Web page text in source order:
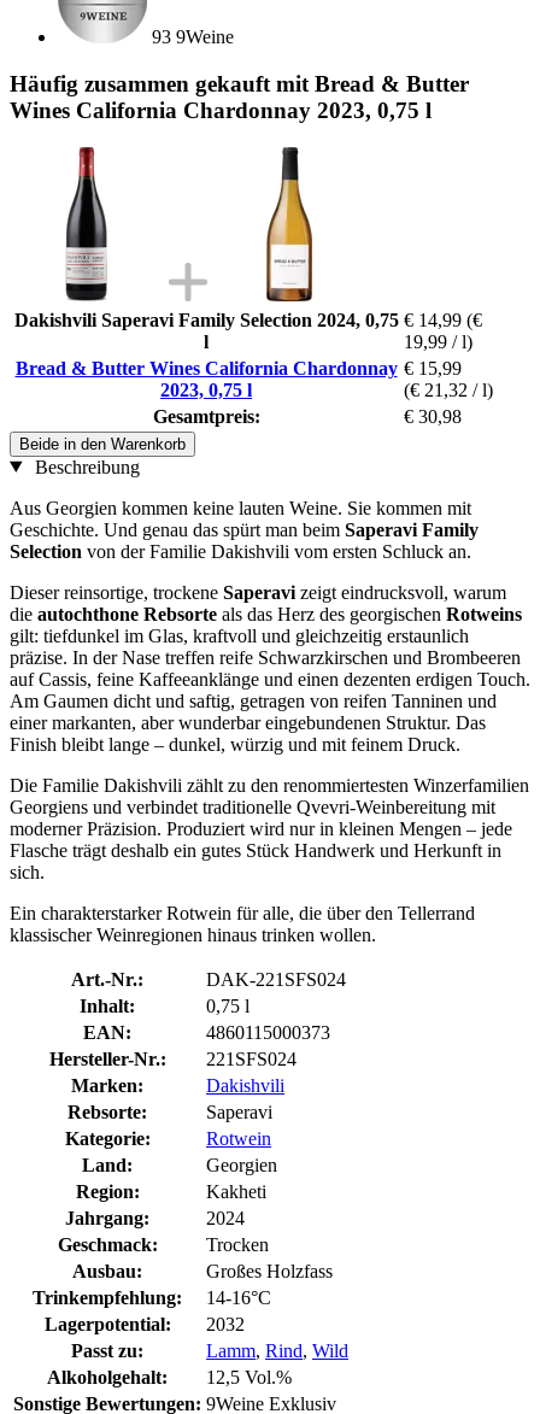
93 9Weine
Häufig zusammen gekauft mit Bread & Butter
Wines California Chardonnay 2023, 0,75 l
Dakishvili Saperavi Family Selection 2024, 0,75
l
€ 14,99 (€
19,99 / l)
Bread & Butter Wines California Chardonnay
2023, 0,75 l
€ 15,99
(€ 21,32 / l)
Gesamtpreis:
€ 30,98
Beide in den Warenkorb
Beschreibung
Aus Georgien kommen keine lauten Weine. Sie kommen mit
Geschichte. Und genau das spürt man beim Saperavi Family
Selection von der Familie Dakishvili vom ersten Schluck an.
Dieser reinsortige, trockene Saperavi zeigt eindrucksvoll, warum
die autochthone Rebsorte als das Herz des georgischen Rotweins
gilt: tiefdunkel im Glas, kraftvoll und gleichzeitig erstaunlich
präzise. In der Nase treffen reife Schwarzkirschen und Brombeeren
auf Cassis, feine Kaffeeanklänge und einen dezenten erdigen Touch.
Am Gaumen dicht und saftig, getragen von reifen Tanninen und
einer markanten, aber wunderbar eingebundenen Struktur. Das
Finish bleibt lange – dunkel, würzig und mit feinem Druck.
Die Familie Dakishvili zählt zu den renommiertesten Winzerfamilien
Georgiens und verbindet traditionelle Qvevri-Weinbereitung mit
moderner Präzision. Produziert wird nur in kleinen Mengen – jede
Flasche trägt deshalb ein gutes Stück Handwerk und Herkunft in
sich.
Ein charakterstarker Rotwein für alle, die über den Tellerrand
klassischer Weinregionen hinaus trinken wollen.
Art.-Nr.:
DAK-221SFS024
Inhalt:
0,75 l
EAN:
4860115000373
Hersteller-Nr.:
221SFS024
Marken:
Dakishvili
Rebsorte:
Saperavi
Kategorie:
Rotwein
Land:
Georgien
Region:
Kakheti
Jahrgang:
2024
Geschmack:
Trocken
Ausbau:
Großes Holzfass
Trinkempfehlung:
14-16°C
Lagerpotential:
2032
Passt zu:
Lamm, Rind, Wild
Alkoholgehalt:
12,5 Vol.%
Sonstige Bewertungen: 9Weine Exklusiv